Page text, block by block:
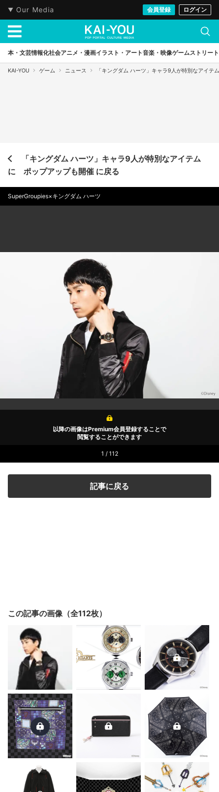
Our Media 会員登録 ログイン
本・文芸情報化社会アニメ・漫画イラスト・アート音楽・映像ゲームストリート
KAI-YOU ゲーム ニュース 「キングダム ハーツ」キャラ9人が特別なアイ
「キングダム ハーツ」キャラ9人が特別なアイテム
に ポップアップも開催 に戻る
SuperGroupies×キングダム ハーツ
以降の画像はPremium会員登録することで
閲覧することができます
1 / 112
記事に戻る
この記事の画像（全112枚）